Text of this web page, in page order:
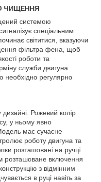
ЧИЩЕННЯ
системою
спеціальним
світитися, вказуючи
фільтра фена, щоб
роботи та
служби двигуна.
необхідно регулярно
Рожевий колір
у ньому явно
має сучасне
роботу двигуна та
розташовані на ручці
розташоване включення
з відмінним
в руці навіть за